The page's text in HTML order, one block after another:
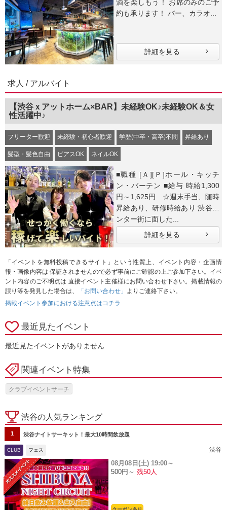
酒を楽しもう！ お席のみのご予
約も承ります！ バー、カラオ...
詳細を見る
求人 / アルバイト
【渋谷ｘアットホーム×BAR】未経験OK♪未経験OK＆女
性活躍中♪
フリーター歓迎 未経験・初心者歓迎 学歴(中卒・高卒)不問 昇給あり
髪型・髪色自由 ピアスOK ネイルOK
■職種 [Ａ][Ｐ]ホール・キッチ
ン・バーテン ■給与 時給1,300
円～1,625円 ☆週末手当、随時
昇給あり、研修時給あり 渋谷セ
ンター街に面した...
詳細を見る
「イベントを無料投稿できるサイト」という性質上、イベント内容・企画情
報・画像内容は 保証されませんので必ず事前にご確認の上ご参加下さい。イベ
ント内容のご不明点は 直接イベント主催様にお問い合わせ下さい。掲載情報の
誤り等を発見した場合は、
「お問い合わせ」 よりご連絡下さい。
掲載イベント参加における注意点はコチラ
最近見たイベント
最近見たイベントがありません
関連イベント特集
クラブイベントサーチ
渋谷の人気ランキング
1 渋谷ナイトサーキット！最大10時間飲放題
CLUB フェス 渋谷
08月08日(土) 19:00～
500円～ 残50人